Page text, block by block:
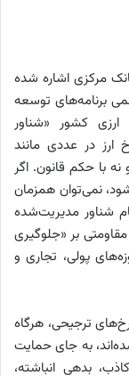
مرکزی اشاره شده
قانون احکام دائمی برنامه‌های توسعه
نظام ارزی کشور «شناور
ارز در عددی مانند
نه با حکم قانون. اگر
نمی‌توان همزمان
شناور مدیریت‌شده
اقتصاد مقاومتی بر «جلوگیری
پولی، تجاری و
ترجیحی، هرگاه
به جای حمایت
بدهی انباشته،